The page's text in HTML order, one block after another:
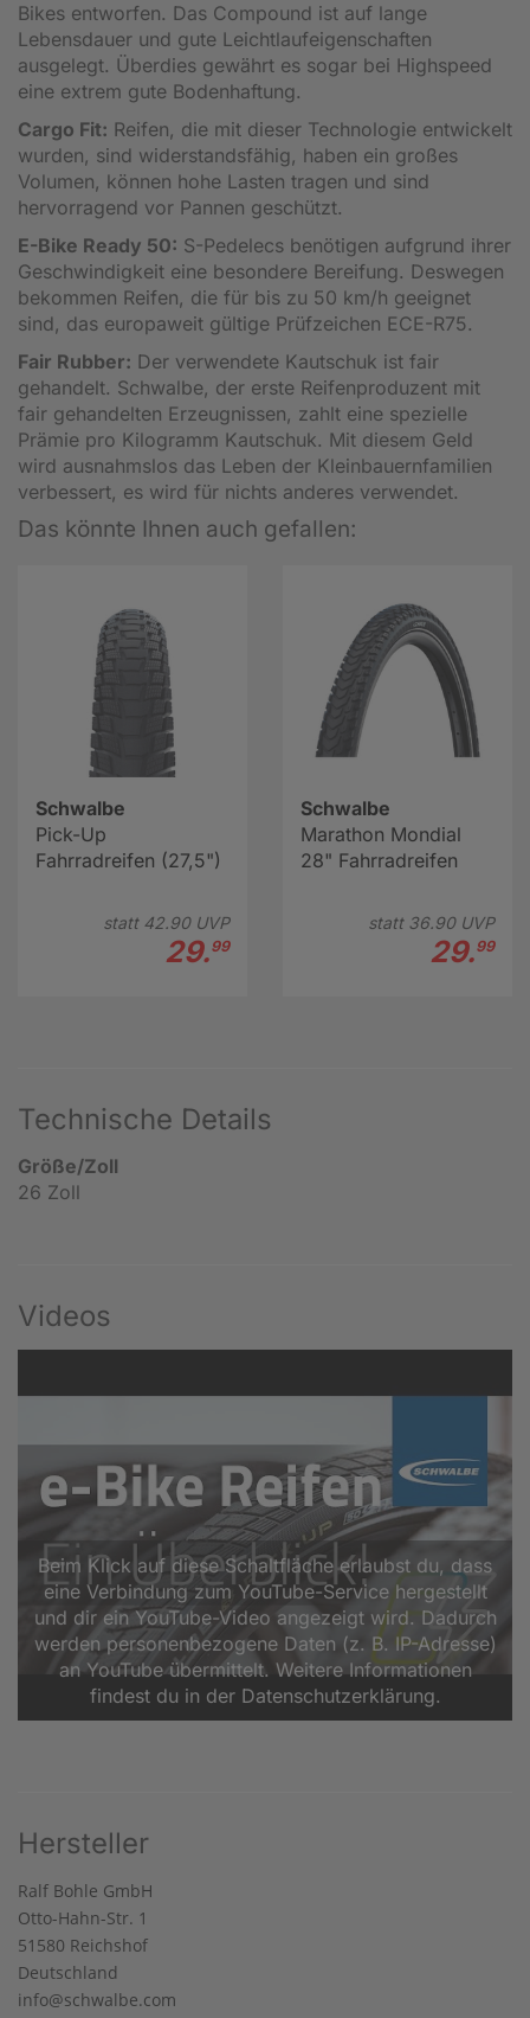
Bikes entworfen. Das Compound ist auf lange
Lebensdauer und gute Leichtlaufeigenschaften
ausgelegt. Überdies gewährt es sogar bei Highspeed
eine extrem gute Bodenhaftung.
Cargo Fit: Reifen, die mit dieser Technologie entwickelt
wurden, sind widerstandsfähig, haben ein großes
Volumen, können hohe Lasten tragen und sind
hervorragend vor Pannen geschützt.
E-Bike Ready 50: S-Pedelecs benötigen aufgrund ihrer
Geschwindigkeit eine besondere Bereifung. Deswegen
bekommen Reifen, die für bis zu 50 km/h geeignet
sind, das europaweit gültige Prüfzeichen ECE-R75.
Fair Rubber: Der verwendete Kautschuk ist fair
gehandelt. Schwalbe, der erste Reifenproduzent mit
fair gehandelten Erzeugnissen, zahlt eine spezielle
Prämie pro Kilogramm Kautschuk. Mit diesem Geld
wird ausnahmslos das Leben der Kleinbauernfamilien
verbessert, es wird für nichts anderes verwendet.
Das könnte Ihnen auch gefallen:
Schwalbe
Pick-Up
Fahrradreifen (27,5")
statt 42.90UVP
29.99
Schwalbe
Marathon Mondial
28" Fahrradreifen
statt 36.90UVP
29.99
Technische Details
Größe/Zoll
26 Zoll
Videos
Beim Klick auf diese Schaltfläche erlaubst du, dass
eine Verbindung zum YouTube-Service hergestellt
und dir ein YouTube-Video angezeigt wird. Dadurch
werden personenbezogene Daten (z. B. IP-Adresse)
an YouTube übermittelt. Weitere Informationen
findest du in der Datenschutzerklärung.
Hersteller
Ralf Bohle GmbH
Otto-Hahn-Str. 1
51580 Reichshof
Deutschland
info@schwalbe.com